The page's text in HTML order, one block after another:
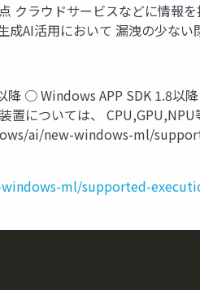
クラウドサービスなどに情
AI活用において 漏洩の少な
○ Windows APP SDK 1.8
については、
ai/new-windows-ml/
ml/supported-